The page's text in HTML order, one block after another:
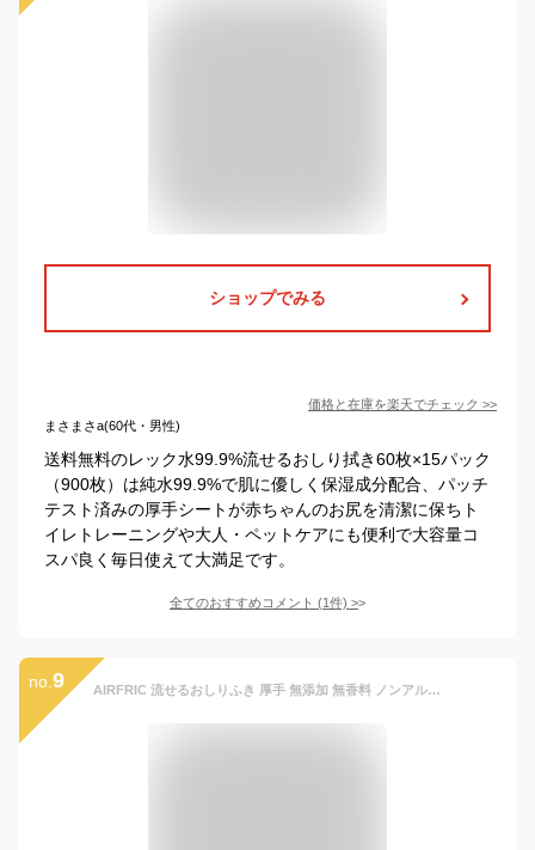
ショップでみる
価格と在庫を楽天でチェック >>
まさまさa(60代・男性)
送料無料のレック水99.9%流せるおしり拭き60枚×15パック
（900枚）は純水99.9%で肌に優しく保湿成分配合、パッチ
テスト済みの厚手シートが赤ちゃんのお尻を清潔に保ちト
イレトレーニングや大人・ペットケアにも便利で大容量コ
スパ良く毎日使えて大満足です。
全てのおすすめコメント (1件) >
no. 9 AIRFRIC 流せるおしりふき 厚手 無添加 無香料 ノンアルコール エンボス加工 蓋つき 流せる 大判 純水 99.99％ 新生児 赤ちゃん ベビー 超厚手 極厚 出産準備 出産祝い 大容量 まとめ買い お尻ふき お尻拭き おしり拭き ウェットティッシュ Atsude シリーズ wt005 (流せるおしりふき【60枚入りx10個】(600枚))